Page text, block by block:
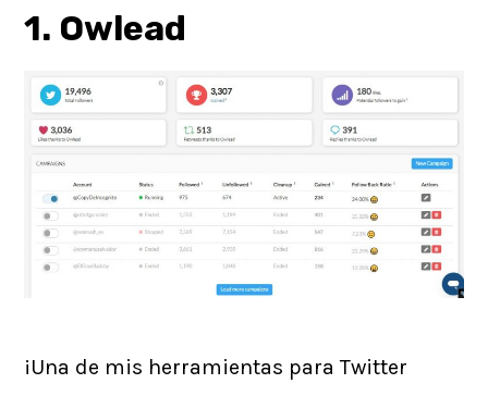
1. Owlead
¡Una de mis herramientas para Twitter